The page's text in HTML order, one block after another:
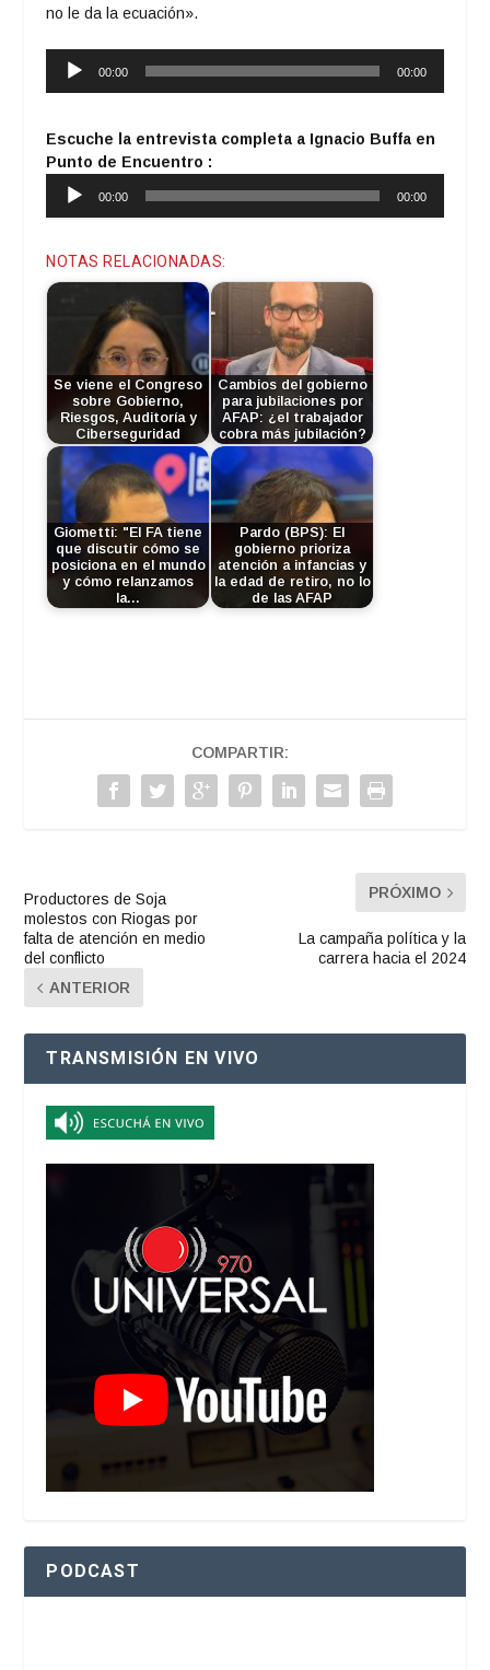
no le da la ecuación».
Reproductor
00:00 00:00
Escuche la entrevista completa a Ignacio Buffa en
Punto de Encuentro :
Reproductor
00:00 00:00
NOTAS RELACIONADAS:
Se viene el Congreso
sobre Gobierno,
Riesgos, Auditoría y
Ciberseguridad
Cambios del gobierno
para jubilaciones por
AFAP: ¿el trabajador
cobra más jubilación?
Giometti: "El FA tiene
que discutir cómo se
posiciona en el mundo
y cómo relanzamos
la…
Pardo (BPS): El
gobierno prioriza
atención a infancias y
la edad de retiro, no lo
de las AFAP
COMPARTIR:
Productores de Soja
molestos con Riogas por
falta de atención en medio
del conflicto
ANTERIOR
PRÓXIMO
La campaña política y la
carrera hacia el 2024
TRANSMISIÓN EN VIVO
PODCAST